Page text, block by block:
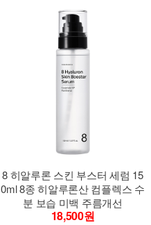
8 히알루론 스킨 부스터 세럼 15
0ml 8종 히알루론산 컴플렉스 수
분 보습 미백 주름개선
18,500원